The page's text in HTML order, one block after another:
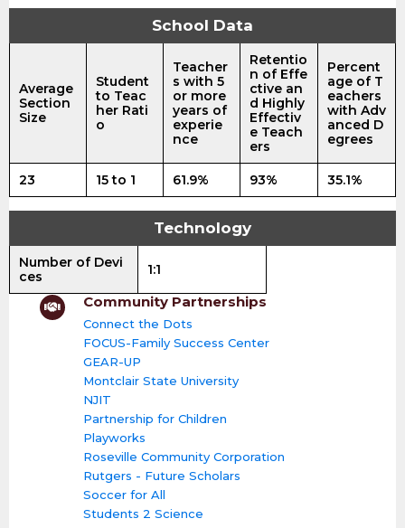
School Data
Average
Section
Size
Student
to Teac
her Rati
o
Teacher
s with 5
or more
years of
experie
nce
Retentio
n of Effe
ctive an
d Highly
Effectiv
e Teach
ers
Percent
age of T
eachers
with Adv
anced D
egrees
23 15 to 1 61.9% 93% 35.1%
Technology
Number of Devi
ces
1:1
Community Partnerships
Connect the Dots
FOCUS-Family Success Center
GEAR-UP
Montclair State University
NJIT
Partnership for Children
Playworks
Roseville Community Corporation
Rutgers - Future Scholars
Soccer for All
Students 2 Science